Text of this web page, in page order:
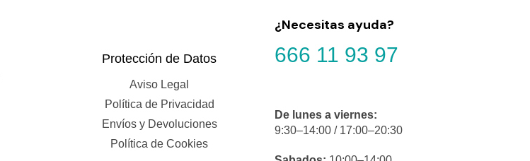
Protección de Datos
Aviso Legal
Política de Privacidad
Envíos y Devoluciones
Política de Cookies
¿Necesitas ayuda?
666 11 93 97
De lunes a viernes:
9:30–14:00 / 17:00–20:30